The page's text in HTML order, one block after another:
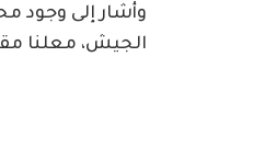
وأشار إلى وجود
الجيش، معلنا